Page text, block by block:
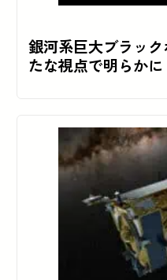
銀河系巨大ブラッ
たな視点で明らかに